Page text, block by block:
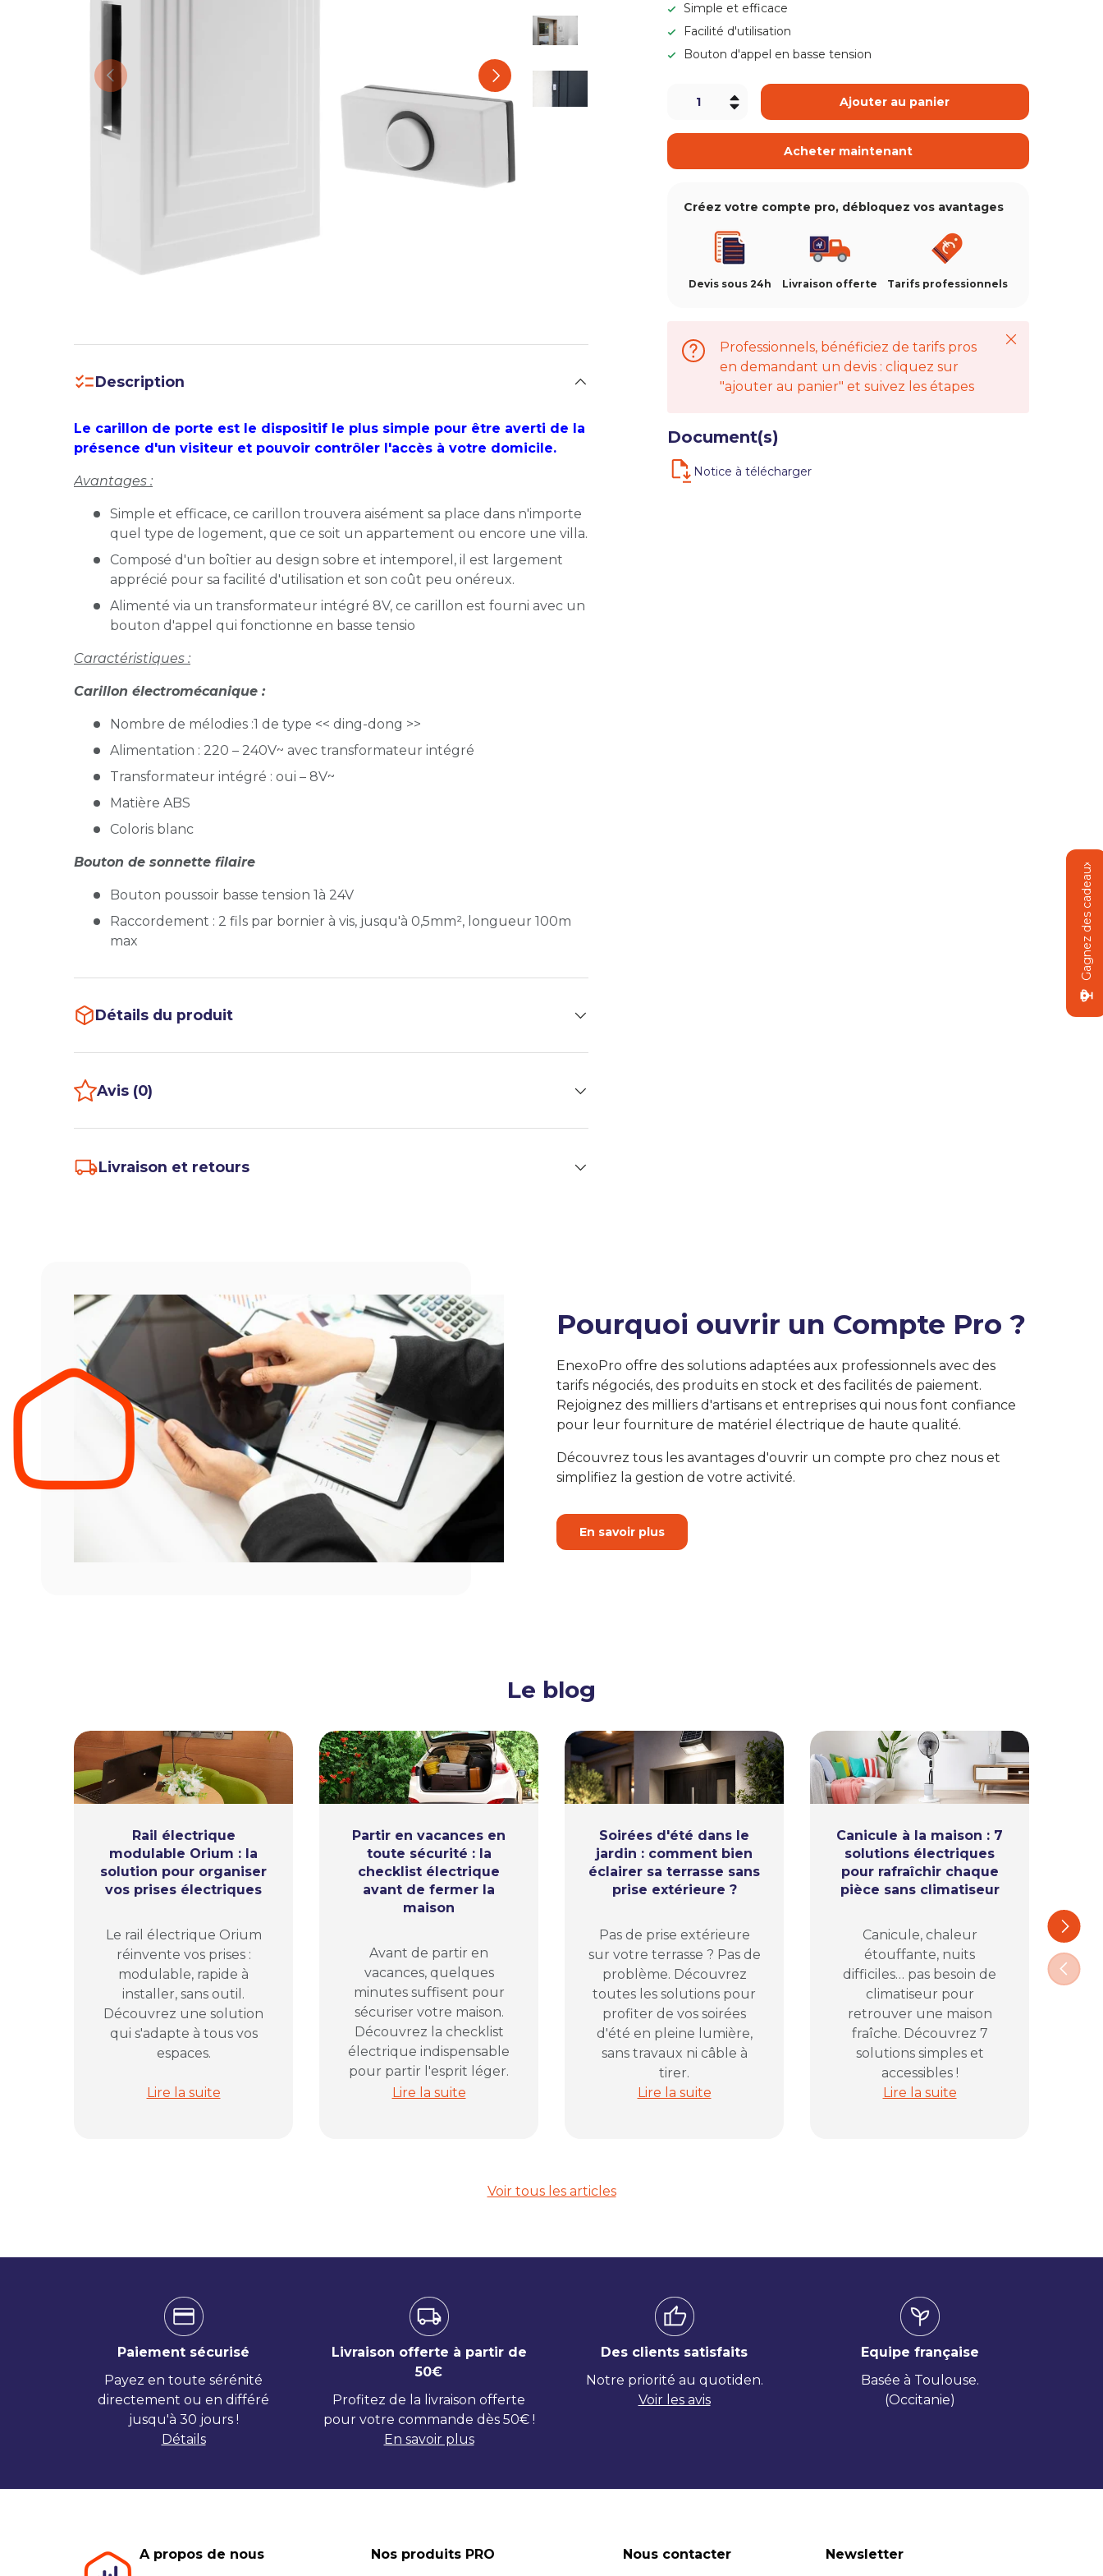
Précédent Suivant
Charger l’image 3 dans la vue de galerie
Charger l’image 4 dans la vue de galerie
Charger l’image 5 dans la vue de galerie
Simple et efficace
Facilité d'utilisation
Bouton d'appel en basse tension
-+ Ajouter au panier
Acheter maintenant
Créez votre compte pro, débloquez vos avantages
Devis sous 24h Livraison offerte Tarifs professionnels
Professionnels, bénéficiez de tarifs pros
en demandant un devis : cliquez sur
"ajouter au panier" et suivez les étapes
Fermer
Document(s)
Notice à télécharger
Description
Le carillon de porte est le dispositif le plus simple pour être averti de la
présence d'un visiteur et pouvoir contrôler l'accès à votre domicile.
Avantages :
Simple et efficace, ce carillon trouvera aisément sa place dans n'importe
quel type de logement, que ce soit un appartement ou encore une villa.
Composé d'un boîtier au design sobre et intemporel, il est largement
apprécié pour sa facilité d'utilisation et son coût peu onéreux.
Alimenté via un transformateur intégré 8V, ce carillon est fourni avec un
bouton d'appel qui fonctionne en basse tensio
Caractéristiques :
Carillon électromécanique :
Nombre de mélodies :1 de type << ding-dong >>
Alimentation : 220 – 240V~ avec transformateur intégré
Transformateur intégré : oui – 8V~
Matière ABS
Coloris blanc
Bouton de sonnette filaire
Bouton poussoir basse tension 1à 24V
Raccordement : 2 fils par bornier à vis, jusqu'à 0,5mm², longueur 100m
max
Détails du produit
Avis (0)
Livraison et retours
Pourquoi ouvrir un Compte Pro ?
EnexoPro offre des solutions adaptées aux professionnels avec des
tarifs négociés, des produits en stock et des facilités de paiement.
Rejoignez des milliers d'artisans et entreprises qui nous font confiance
pour leur fourniture de matériel électrique de haute qualité.
Découvrez tous les avantages d'ouvrir un compte pro chez nous et
simplifiez la gestion de votre activité.
En savoir plus
Le blog
Rail électrique
modulable Orium : la
solution pour organiser
vos prises électriques
Le rail électrique Orium
réinvente vos prises :
modulable, rapide à
installer, sans outil.
Découvrez une solution
qui s'adapte à tous vos
espaces.
Rail électrique modulable Orium : la solution pour organiser vos prises électriques
Lire la suite
Partir en vacances en
toute sécurité : la
checklist électrique
avant de fermer la
maison
Avant de partir en
vacances, quelques
minutes suffisent pour
sécuriser votre maison.
Découvrez la checklist
électrique indispensable
pour partir l'esprit léger.
Partir en vacances en toute sécurité : la checklist électrique avant de fermer la maison
Lire la suite
Soirées d'été dans le
jardin : comment bien
éclairer sa terrasse sans
prise extérieure ?
Pas de prise extérieure
sur votre terrasse ? Pas de
problème. Découvrez
toutes les solutions pour
profiter de vos soirées
d'été en pleine lumière,
sans travaux ni câble à
tirer.
Soirées d'été dans le jardin : comment bien éclairer sa terrasse sans
Lire la suite
Canicule à la maison : 7
solutions électriques
pour rafraîchir chaque
pièce sans climatiseur
Canicule, chaleur
étouffante, nuits
difficiles… pas besoin de
climatiseur pour
retrouver une maison
fraîche. Découvrez 7
solutions simples et
accessibles !
Canicule à la maison : 7
Lire la suite
Suivant
Voir tous les articles
Paiement sécurisé
Payez en toute sérénité
directement ou en différé
jusqu'à 30 jours !
Détails
Livraison offerte à partir de
50€
Profitez de la livraison offerte
pour votre commande dès 50€ !
En savoir plus
Des clients satisfaits
Notre priorité au quotiden.
Voir les avis
Equipe française
Basée à Toulouse.
(Occitanie)
A propos de nous Nos produits PRO Nous contacter Newsletter
Gagnez des cadeaux